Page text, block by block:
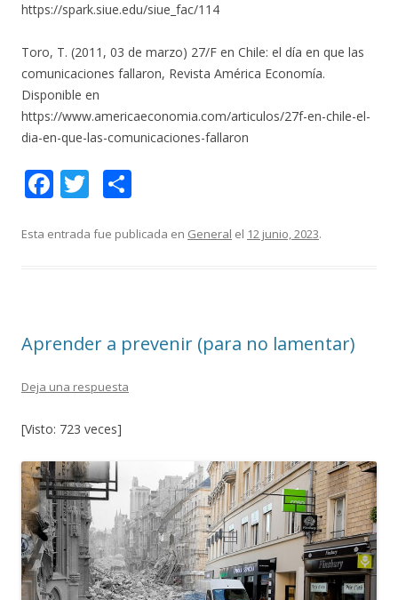
https://spark.siue.edu/siue_fac/114
Toro, T. (2011, 03 de marzo) 27/F en Chile: el día en que las
comunicaciones fallaron, Revista América Economía.
Disponible en
https://www.americaeconomia.com/articulos/27f-en-chile-el-
dia-en-que-las-comunicaciones-fallaron
F
e
k
T
itt m
r
Esta entrada fue publicada en General el 12 junio, 2023.
Aprender a prevenir (para no lamentar)
Deja una respuesta
[Visto: 723 veces]